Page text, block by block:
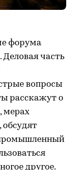
форума
Деловая часть
вопросы
расскажут о
мерах
другое.